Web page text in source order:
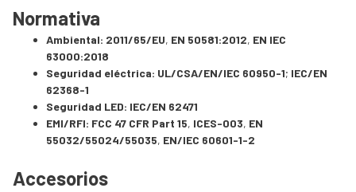
Normativa
Ambiental: 2011/65/EU, EN 50581:2012, EN IEC
63000:2018
Seguridad eléctrica: UL/CSA/EN/IEC 60950-1; IEC/EN
62368-1
Seguridad LED: IEC/EN 62471
EMI/RFI: FCC 47 CFR Part 15, ICES-003, EN
55032/55024/55035, EN/IEC 60601-1-2
Accesorios